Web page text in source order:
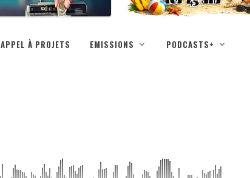
APPEL À PROJETS EMISSIONS PODCASTS+